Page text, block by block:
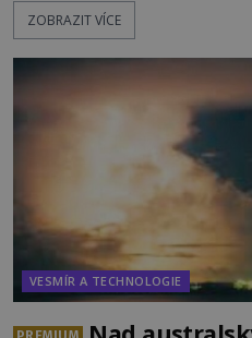
těles objeveny. Je možné,
mimozemského původu? Dne 4. února roku 2023
vydává
ZOBRAZIT VÍCE
VESMÍR A TECHNOLOGIE